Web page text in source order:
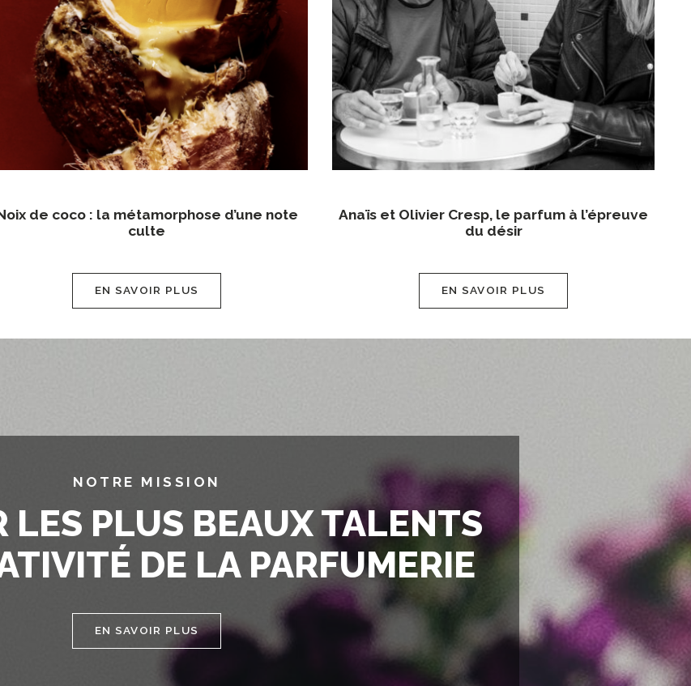
de coco : la métamorphose d’une note
culte
EN SAVOIR PLUS
Anaïs et Olivier Cresp, le parfum à l’épreuve
du désir
EN SAVOIR PLUS
NOTRE MISSION
LES PLUS BEAUX TALENTS
DE LA PARFUMERIE
EN SAVOIR PLUS